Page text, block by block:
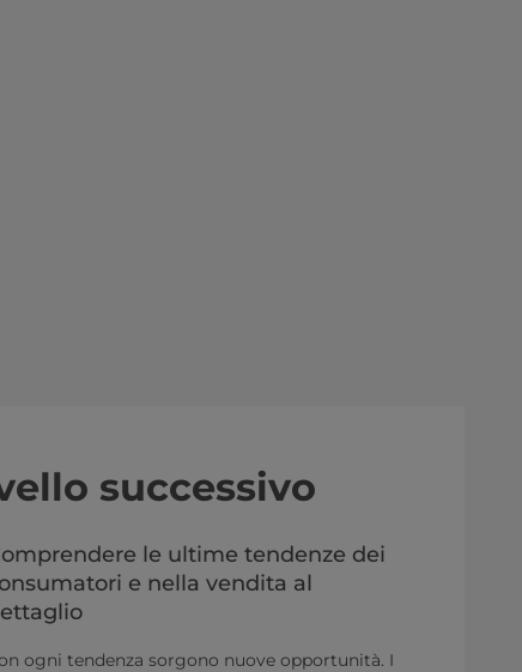
successivo
le ultime tendenze dei
e nella vendita al
ogni tendenza sorgono nuove opportunità. I